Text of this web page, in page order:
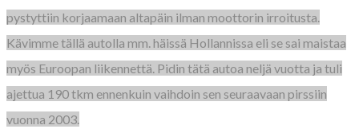
pystyttiin korjaamaan altapäin ilman moottorin irroitusta.
Kävimme tällä autolla mm. häissä Hollannissa eli se sai maistaa
myös Euroopan liikennettä. Pidin tätä autoa neljä vuotta ja tuli
ajettua 190 tkm ennenkuin vaihdoin sen seuraavaan pirssiin
vuonna 2003.